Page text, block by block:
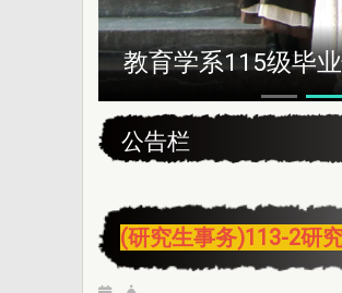
恭贺本系所友黄昆
公告栏
(研究生事务)113-2研